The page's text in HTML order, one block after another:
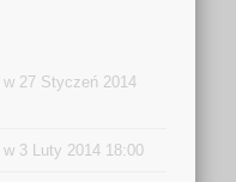
w 27 Styczeń 2014
w 3 Luty 2014 18:00